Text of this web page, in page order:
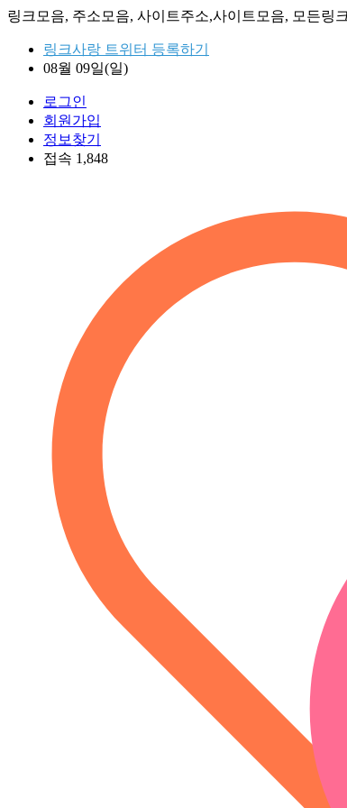
링크모음, 주소모음, 사이트주소,사이트모음, 모든링
링크사랑 트위터 등록하기
08월 09일(일)
로그인
회원가입
정보찾기
접속 1,848